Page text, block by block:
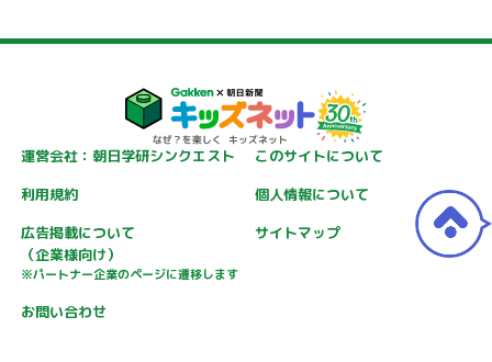
運営会社：朝日学研シンクエスト
このサイトについて
利用規約
個人情報について
広告掲載について
（企業様向け）
※パートナー企業のページに遷移します
サイトマップ
お問い合わせ